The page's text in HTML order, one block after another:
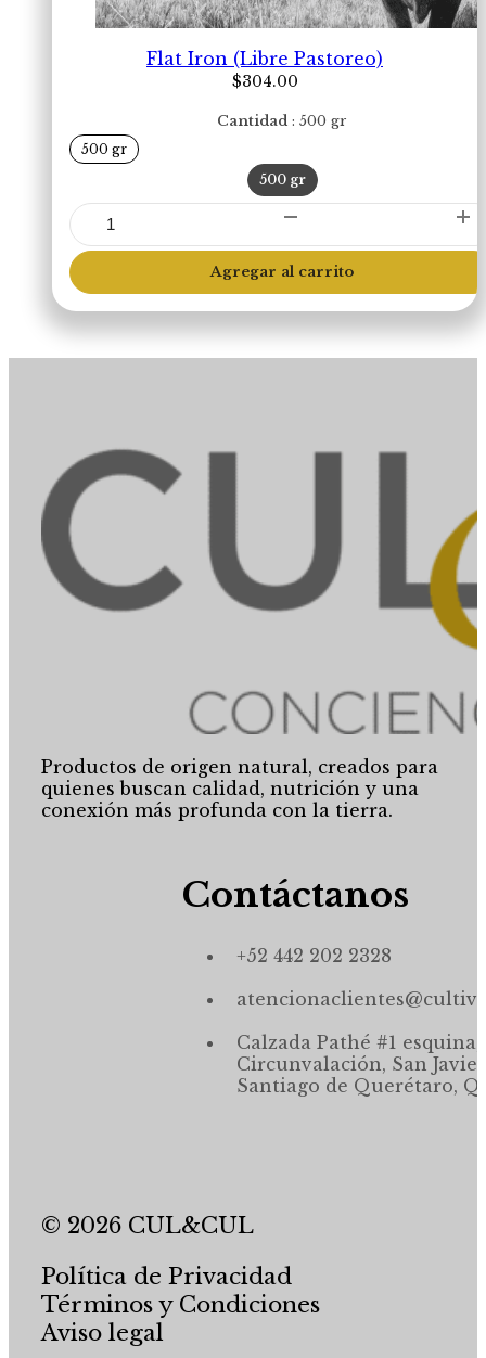
Flat Iron (Libre Pastoreo)
$304.00
Cantidad 500 gr
500 gr
500 gr
Flat
Iron
(Libre
Pastoreo)
cantidad
Agregar al carrito
Productos de origen natural, creados para
quienes buscan calidad, nutrición y una
conexión más profunda con la tierra.
Contáctanos
+52 442 202 2328
Calzada Pathé #1 esquina,
Circunvalación, San
Santiago de Querétaro,
© 2026 CUL&CUL
Política de Privacidad
Términos y Condiciones
Aviso legal